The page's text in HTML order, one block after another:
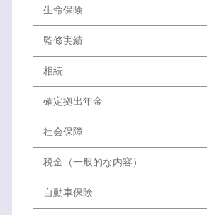
生命保険
監修実績
相続
確定拠出年金
社会保障
税金（一般的な内容）
自動車保険